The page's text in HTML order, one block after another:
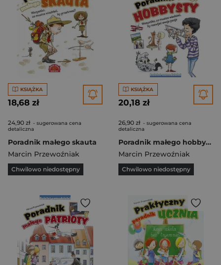
KSIĄŻKA
18,68 zł
24,90 zł - sugerowana cena
detaliczna
Poradnik małego skauta
Marcin Przewoźniak
Chwilowo niedostępny
KSIĄŻKA
20,18 zł
26,90 zł - sugerowana cena
detaliczna
Poradnik małego hobbysty Wszystko, co musisz wiedzieć, by rozwijać swoje pasje
Marcin Przewoźniak
Chwilowo niedostępny